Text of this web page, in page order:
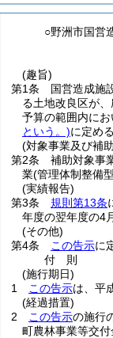
○野洲市国営
(趣旨)
第1条
国営造成施
る土地改良区が
予算の範囲内に
という。)に定め
(対象事業及び補
第2条
補助対象事
業(管理体制整備
(実績報告)
第3条
規則第13条
年度の翌年度の4
(その他)
第4条
この告示に
付 則
(施行期日)
1
この告示は、平
(経過措置)
2
この告示の施行
町農林事業等交付